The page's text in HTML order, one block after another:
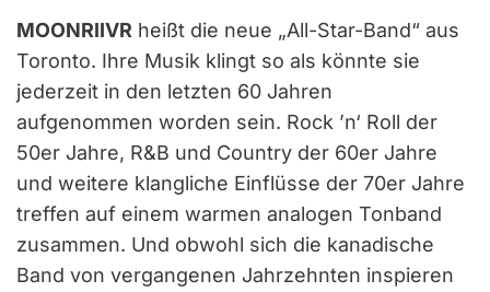
MOONRIIVR heißt die neue „All-Star-Band“ aus
Toronto. Ihre Musik klingt so als könnte sie
jederzeit in den letzten 60 Jahren
aufgenommen worden sein. Rock ’n‘ Roll der
50er Jahre, R&B und Country der 60er Jahre
und weitere klangliche Einflüsse der 70er Jahre
treffen auf einem warmen analogen Tonband
zusammen. Und obwohl sich die kanadische
Band von vergangenen Jahrzehnten inspieren